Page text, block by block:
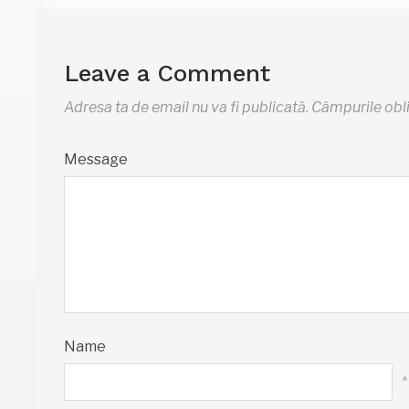
Leave a Comment
Adresa ta de email nu va fi publicată. Câmpurile
Message
Name
*